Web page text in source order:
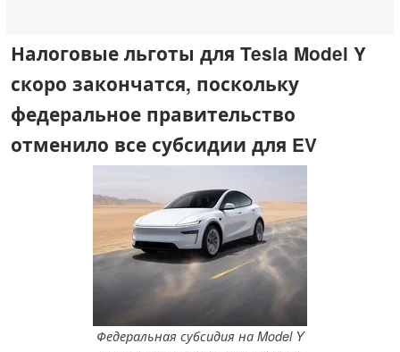
Налоговые льготы для Tesla Model Y
скоро закончатся, поскольку
федеральное правительство
отменило все субсидии для EV
Федеральная субсидия на Model Y